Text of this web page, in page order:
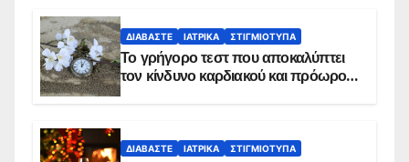
ΔΙΑΒΆΣΤΕ ΙΑΤΡΙΚΆ ΣΤΙΓΜΙΌΤΥΠΑ
Το γρήγορο τεστ που αποκαλύπτει
τον κίνδυνο καρδιακού και πρόωρου
ΔΙΑΒΆΣΤΕ ΙΑΤΡΙΚΆ ΣΤΙΓΜΙΌΤΥΠΑ